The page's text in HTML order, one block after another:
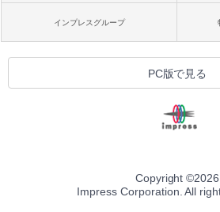
インプレスグループ
PC版で見る
Copyright ©2026
Impress Corporation. All